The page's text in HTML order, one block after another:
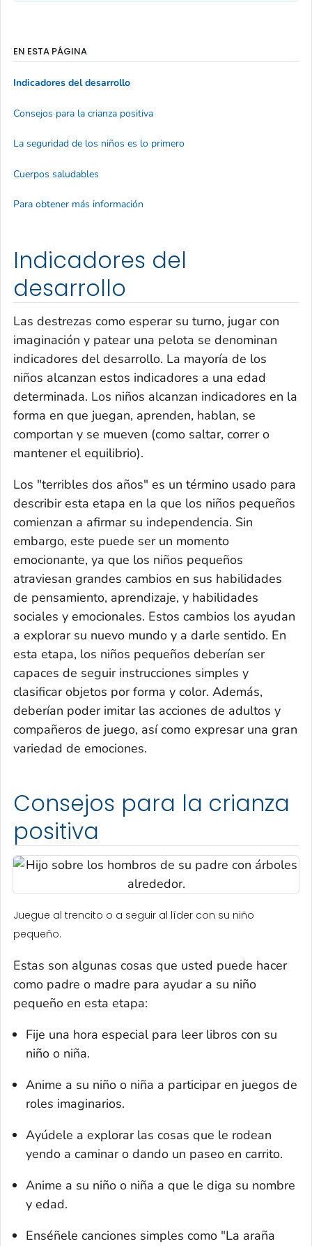
Indicadores del
desarrollo
Las destrezas como esperar su turno, jugar con
imaginación y patear una pelota se denominan
indicadores del desarrollo. La mayoría de los
niños alcanzan estos indicadores a una edad
determinada. Los niños alcanzan indicadores en la
forma en que juegan, aprenden, hablan, se
comportan y se mueven (como saltar, correr o
mantener el equilibrio).
Los "terribles dos años" es un término usado para
describir esta etapa en la que los niños pequeños
comienzan a afirmar su independencia. Sin
embargo, este puede ser un momento
emocionante, ya que los niños pequeños
atraviesan grandes cambios en sus habilidades
de pensamiento, aprendizaje, y habilidades
sociales y emocionales. Estos cambios los ayudan
a explorar su nuevo mundo y a darle sentido. En
esta etapa, los niños pequeños deberían ser
capaces de seguir instrucciones simples y
clasificar objetos por forma y color. Además,
deberían poder imitar las acciones de adultos y
compañeros de juego, así como expresar una gran
variedad de emociones.
Consejos para la crianza
positiva
Juegue al trencito o a seguir al líder con su niño
pequeño.
Estas son algunas cosas que usted puede hacer
como padre o madre para ayudar a su niño
pequeño en esta etapa:
Fije una hora especial para leer libros con su
niño o niña.
Anime a su niño o niña a participar en juegos de
roles imaginarios.
Ayúdele a explorar las cosas que le rodean
yendo a caminar o dando un paseo en carrito.
Anime a su niño o niña a que le diga su nombre
y edad.
Enséñele canciones simples como "La araña
EN ESTA PÁGINA
Indicadores del desarrollo
Consejos para la crianza positiva
La seguridad de los niños es lo primero
Cuerpos saludables
Para obtener más información